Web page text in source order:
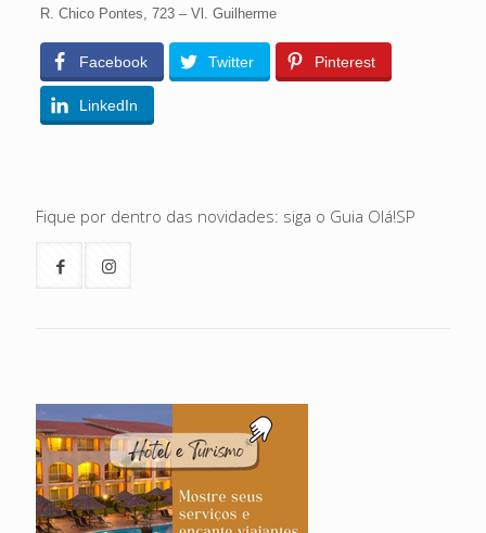
R. Chico Pontes, 723 – Vl. Guilherme
Facebook Twitter Pinterest
LinkedIn
Fique por dentro das novidades: siga o Guia Olá!SP